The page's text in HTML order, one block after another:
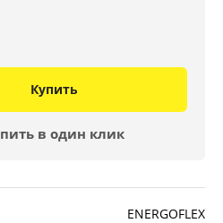
Купить
в один клик
ENERGOFLEX